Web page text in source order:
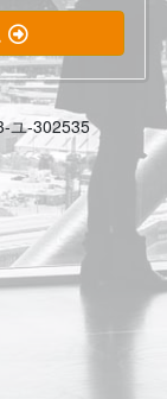
ユ-302535